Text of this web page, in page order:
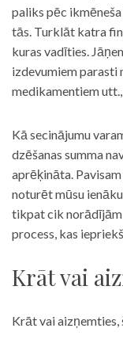
paliks pēc
tās. Turklāt katra
kuras vadīties.
izdevumiem
medikamentiem
Kā secinājumu
dzēšanas summa
aprēķināta.
noturēt mūsu
tikpat cik
process, kas
Krāt vai
Krāt vai aizņemties,